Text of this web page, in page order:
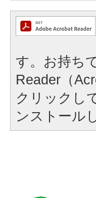
す。お持ち
Reader（
クリックし
ンストール